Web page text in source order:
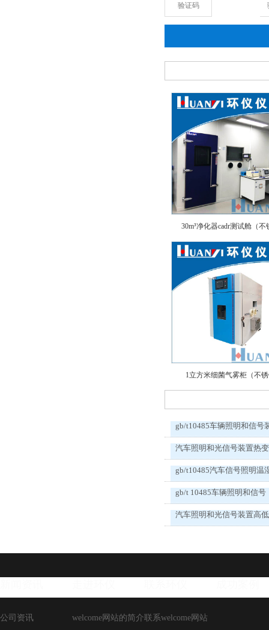
验证码
30m³净化器cadr测试舱（不
1立方米细菌气雾柜（不
gb/t10485车辆照明和信号
汽车照明和光信号装置热
gb/t10485汽车信号照明温
gb/t 10485车辆照明和信号
汽车照明和光信号装置高
公司资讯 welcome网站的简介联系welcome网站